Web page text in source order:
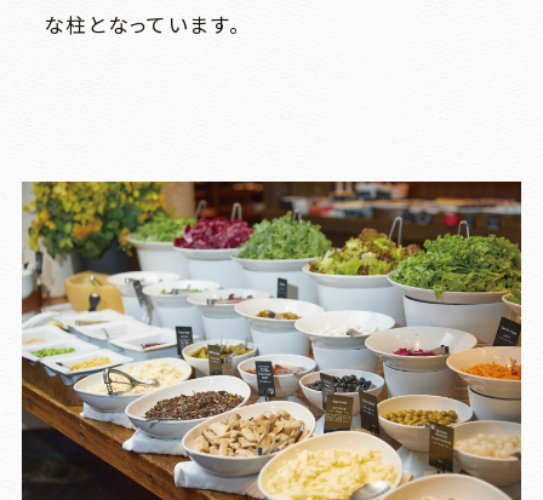
な柱となっています。